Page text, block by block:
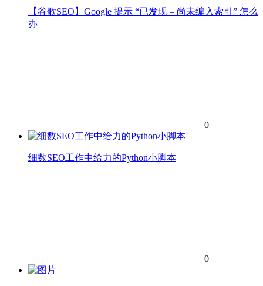
【谷歌SEO】Google 提示 “已发现 – 尚未编入索引” 怎么
办
0
细数SEO工作中给力的Python小脚本
0